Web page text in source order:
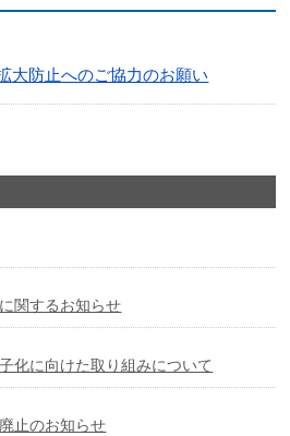
活動記録
ネットバンキングサービス
大防止へのご協力のお願い
関するお知らせ
化に向けた取り組みについて
止のお知らせ